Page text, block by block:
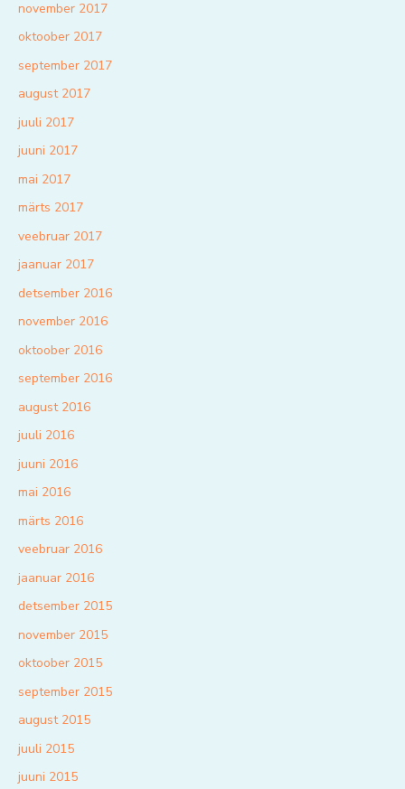
november 2017
oktoober 2017
september 2017
august 2017
juuli 2017
juuni 2017
mai 2017
märts 2017
veebruar 2017
jaanuar 2017
detsember 2016
november 2016
oktoober 2016
september 2016
august 2016
juuli 2016
juuni 2016
mai 2016
märts 2016
veebruar 2016
jaanuar 2016
detsember 2015
november 2015
oktoober 2015
september 2015
august 2015
juuli 2015
juuni 2015